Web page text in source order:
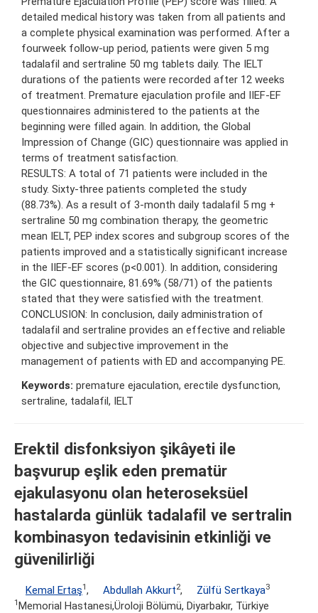
detailed medical history was taken from all patients and
a complete physical examination was performed. After a
fourweek follow-up period, patients were given 5 mg
tadalafil and sertraline 50 mg tablets daily. The IELT
durations of the patients were recorded after 12 weeks
of treatment. Premature ejaculation profile and IIEF-EF
questionnaires administered to the patients at the
beginning were filled again. In addition, the Global
Impression of Change (GIC) questionnaire was applied in
terms of treatment satisfaction.
RESULTS: A total of 71 patients were included in the
study. Sixty-three patients completed the study
(88.73%). As a result of 3-month daily tadalafil 5 mg +
sertraline 50 mg combination therapy, the geometric
mean IELT, PEP index scores and subgroup scores of the
patients improved and a statistically significant increase
in the IIEF-EF scores (p<0.001). In addition, considering
the GIC questionnaire, 81.69% (58/71) of the patients
stated that they were satisfied with the treatment.
CONCLUSION: In conclusion, daily administration of
tadalafil and sertraline provides an effective and reliable
objective and subjective improvement in the
management of patients with ED and accompanying PE.
Keywords: premature ejaculation, erectile dysfunction,
sertraline, tadalafil, IELT
Erektil disfonksiyon şikâyeti ile
başvurup eşlik eden prematür
ejakulasyonu olan heteroseksüel
hastalarda günlük tadalafil ve sertralin
kombinasyon tedavisinin etkinliği ve
güvenilirliği
Kemal Ertaş1 , Abdullah Akkurt2, Zülfü Sertkaya3
1 Memorial Hastanesi,Üroloji Bölümü, Diyarbakır, Türkiye